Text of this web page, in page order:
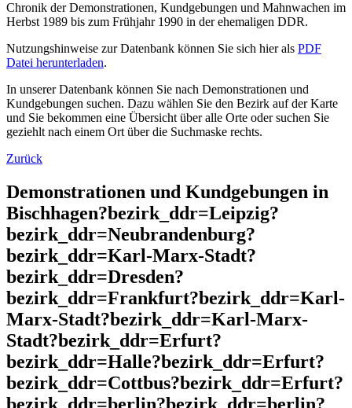
Chronik der Demonstrationen, Kundgebungen und Mahnwachen im
Herbst 1989 bis zum Frühjahr 1990 in der ehemaligen DDR.
Nutzungshinweise zur Datenbank können Sie sich hier als PDF
Datei herunterladen.
In unserer Datenbank können Sie nach Demonstrationen und
Kundgebungen suchen. Dazu wählen Sie den Bezirk auf der Karte
und Sie bekommen eine Übersicht über alle Orte oder suchen Sie
geziehlt nach einem Ort über die Suchmaske rechts.
Zurück
Demonstrationen und Kundgebungen in
Bischhagen?bezirk_ddr=Leipzig?
bezirk_ddr=Neubrandenburg?
bezirk_ddr=Karl-Marx-Stadt?
bezirk_ddr=Dresden?
bezirk_ddr=Frankfurt?bezirk_ddr=Karl-
Marx-Stadt?bezirk_ddr=Karl-Marx-
Stadt?bezirk_ddr=Erfurt?
bezirk_ddr=Halle?bezirk_ddr=Erfurt?
bezirk_ddr=Cottbus?bezirk_ddr=Erfurt?